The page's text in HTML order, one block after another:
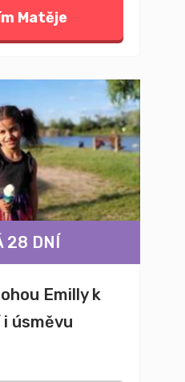
Matěje
28 DNÍ
Emilly k
úsměvu